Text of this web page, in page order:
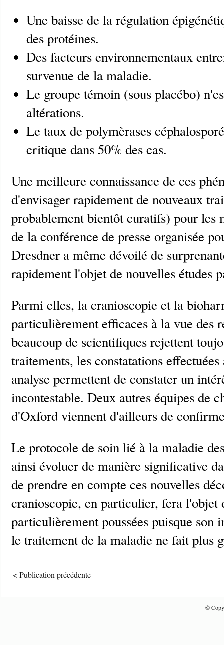
Une baisse de la régulation
des protéines.
Des facteurs environnementaux
survenue de la maladie.
Le groupe témoin (sous placébo)
altérations.
Le taux de polymèrases
critique dans 50% des cas.
Une meilleure connaissance de ces
d'envisager rapidement de nouveaux
probablement bientôt curatifs) pour les
de la conférence de presse organisée
Dresdner a même dévoilé de
rapidement l'objet de nouvelles études
Parmi elles, la cranioscopie et la
particulièrement efficaces à la vue des
beaucoup de scientifiques rejettent
traitements, les constatations
analyse permettent de constater un
incontestable. Deux autres équipes de
d'Oxford viennent d'ailleurs de
Le protocole de soin lié à la maladie
ainsi évoluer de manière significative
de prendre en compte ces nouvelles
cranioscopie, en particulier, fera l'objet
particulièrement poussées puisque son
le traitement de la maladie ne fait plus
< Publication précédente
©